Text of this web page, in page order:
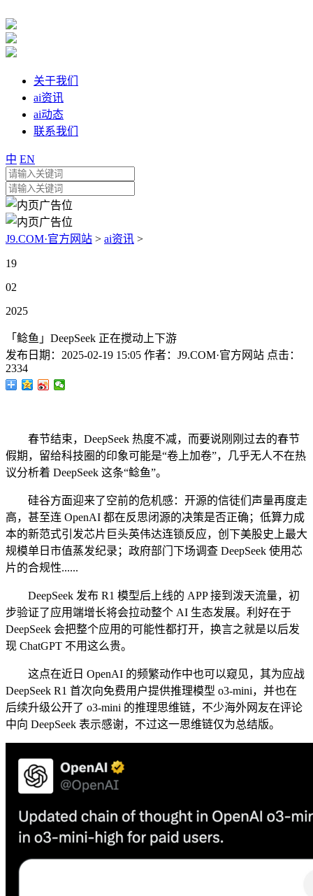
关于我们
ai资讯
ai动态
联系我们
中 EN
J9.COM·官方网站 > ai资讯 >
19
02
2025
「鲶鱼」DeepSeek 正在搅动上下游
发布日期： 2025-02-19 15:05 作者： J9.COM·官方网站 点击：
2334
春节结束，DeepSeek 热度不减，而要说刚刚过去的春节
假期，留给科技圈的印象可能是“卷上加卷”，几乎无人不在热
议分析着 DeepSeek 这条“鲶鱼”。
硅谷方面迎来了空前的危机感：开源的信徒们声量再度走
高，甚至连 OpenAI 都在反思闭源的决策是否正确；低算力成
本的新范式引发芯片巨头英伟达连锁反应，创下美股史上最大
规模单日市值蒸发纪录；政府部门下场调查 DeepSeek 使用芯
片的合规性......
DeepSeek 发布 R1 模型后上线的 APP 接到泼天流量，初
步验证了应用端增长将会拉动整个 AI 生态发展。利好在于
DeepSeek 会把整个应用的可能性都打开，换言之就是以后发
现 ChatGPT 不用这么贵。
这点在近日 OpenAI 的频繁动作中也可以窥见，其为应战
DeepSeek R1 首次向免费用户提供推理模型 o3-mini，并也在
后续升级公开了 o3-mini 的推理思维链，不少海外网友在评论
中向 DeepSeek 表示感谢，不过这一思维链仅为总结版。